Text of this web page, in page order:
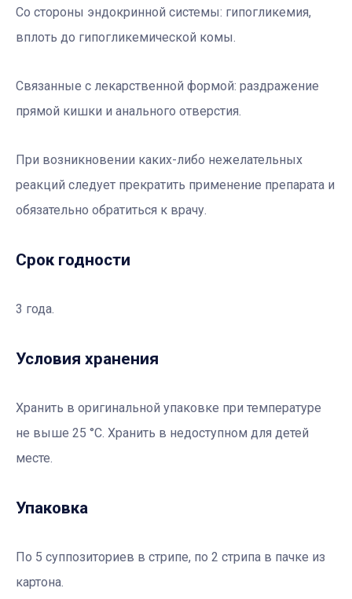
Со стороны эндокринной системы: гипогликемия,
вплоть до гипогликемической комы.
Связанные с лекарственной формой: раздражение
прямой кишки и анального отверстия.
При возникновении каких-либо нежелательных
реакций следует прекратить применение препарата и
обязательно обратиться к врачу.
Срок годности
3 года.
Условия хранения
Хранить в оригинальной упаковке при температуре
не выше 25 °С. Хранить в недоступном для детей
месте.
Упаковка
По 5 суппозиториев в стрипе, по 2 стрипа в пачке из
картона.